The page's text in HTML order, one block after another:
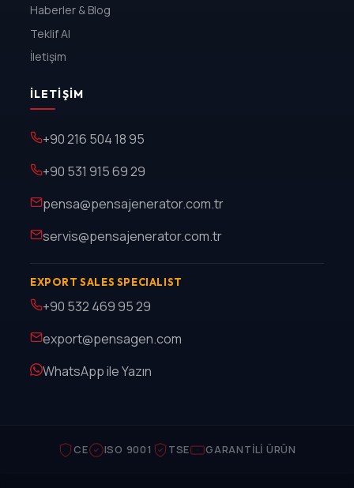
Haberler & Blog
Teklif Al
İletişim
İLETIŞIM
+90 216 504 18 95
+90 531 915 69 29
pensa@pensajenerator.com.tr
servis@pensajenerator.com.tr
EXPORT SALES SPECIALIST
+90 532 469 95 29
export@pensagen.com
WhatsApp ile Yazın
CE ISO 9001 TSE GARANTILI ÜRÜN